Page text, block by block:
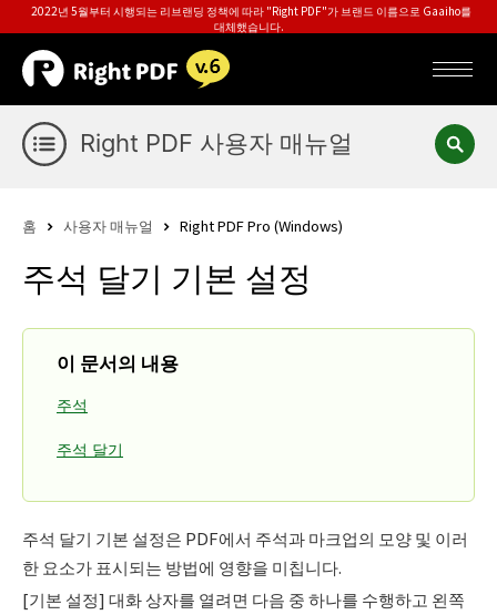
2022년 5월부터 시행되는 리브랜딩 정책에 따라 "Right PDF"가 브랜드 이름으로 Gaaiho를
대체했습니다.
Right PDF 사용자 매뉴얼
홈 사용자 매뉴얼 Right PDF Pro (Windows)
주석 달기 기본 설정
이 문서의 내용
주석
주석 달기
주석 달기 기본 설정은 PDF에서 주석과 마크업의 모양 및 이러
한 요소가 표시되는 방법에 영향을 미칩니다.
[기본 설정] 대화 상자를 열려면 다음 중 하나를 수행하고 왼쪽